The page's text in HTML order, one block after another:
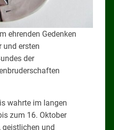
ehrenden Gedenken
und ersten
der
wahrte im langen
zum 16. Oktober
geistlichen und